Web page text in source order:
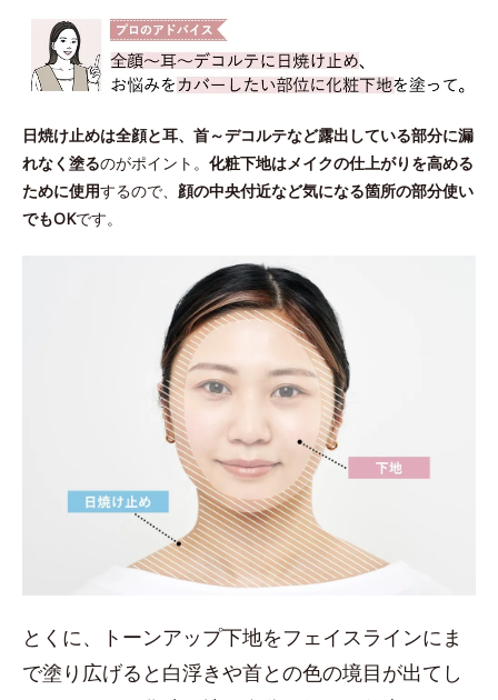
日焼け止めは全顔と耳、首～デコルテなど露出している部分に漏
れなく塗るのがポイント。 化粧下地はメイクの仕上がりを高める
ために使用するので、 顔の中央付近など気になる箇所の部分使い
でもOKです。
とくに、トーンアップ下地をフェイスラインにま
で塗り広げると白浮きや首との色の境目が出てし